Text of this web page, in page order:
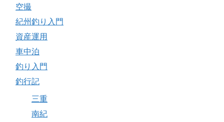
空撮
紀州釣り入門
資産運用
車中泊
釣り入門
釣行記
三重
南紀